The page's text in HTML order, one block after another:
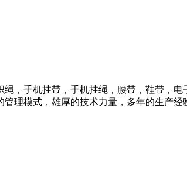
，手机挂带，手机挂绳，腰带，鞋带，
理模式，雄厚的技术力量，多年的生产